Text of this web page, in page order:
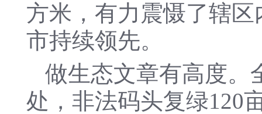
方米，有力震慑了辖
市持续领先。
做生态文章有高度。
处，非法码头复绿120